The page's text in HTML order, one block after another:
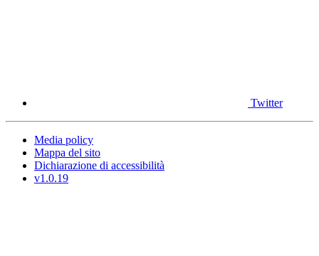
Twitter
Media policy
Mappa del sito
Dichiarazione di accessibilità
v1.0.19